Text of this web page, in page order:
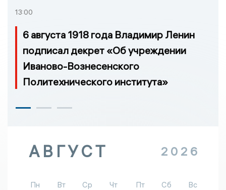
13:00
6 августа 1918 года Владимир Ленин
подписал декрет «Об учреждении
Иваново-Вознесенского
Политехнического института»
АВГУСТ 2026
Пн Вт Ср Чт Пт Сб
Вс